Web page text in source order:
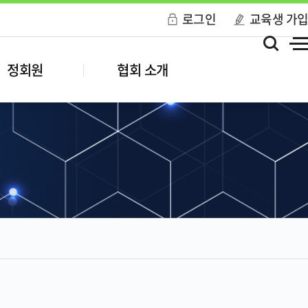
로그인 교육생 가입
정회원 협회 소개